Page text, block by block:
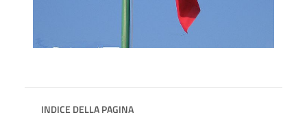
INDICE DELLA PAGINA